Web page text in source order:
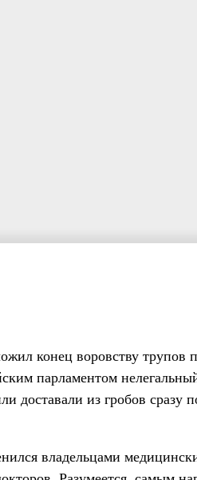
конец воровству трупов
парламентом
доставали из гробов сразу
владельцами